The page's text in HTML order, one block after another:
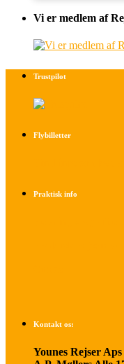
Vi er medlem af
Trustpilot
Flybilletter
Praktisk info
Kontakt os:
Younes Rejser Aps